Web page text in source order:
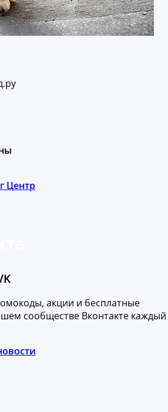
Центр
акции и бесплатные
сообществе Вконтакте каждый